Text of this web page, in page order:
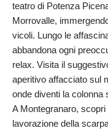
teatro di Potenza
Morrovalle,
vicoli. Lungo le
abbandona ogni
relax. Visita il
aperitivo affacciato sul
onde diventi la colonna
A Montegranaro, scopri
lavorazione della